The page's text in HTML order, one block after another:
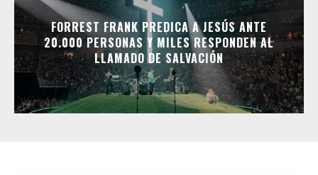
FORREST FRANK PREDICA A JESÚS ANTE
20.000 PERSONAS Y MILES RESPONDEN AL
LLAMADO DE SALVACIÓN